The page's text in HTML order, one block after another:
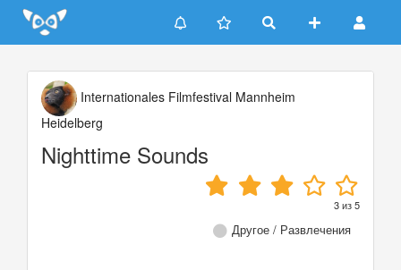
Update cookies preferences
Internationales Filmfestival Mannheim
Heidelberg
Nighttime Sounds
3из5
Другое / Развлечения